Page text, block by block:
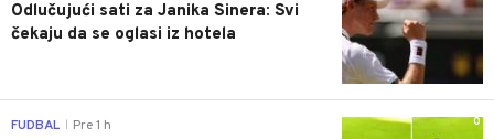
Odlučujući sati za Janika Sinera: Svi
čekaju da se oglasi iz hotela
0
FUDBAL Pre 1 h